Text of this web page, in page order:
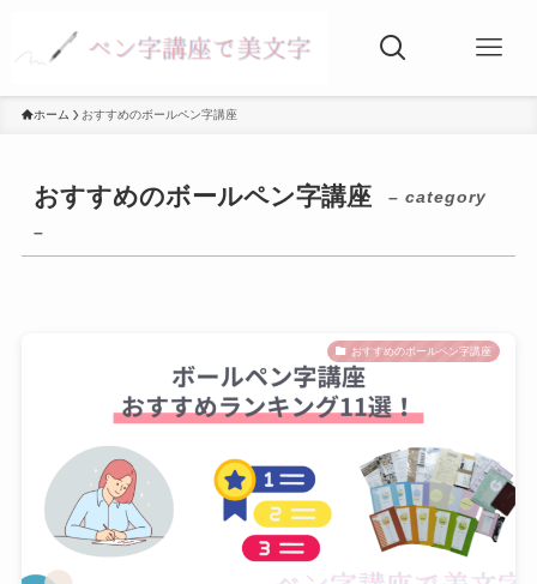
ホーム おすすめのボールペン字講座
おすすめのボールペン字講座
– category
–
おすすめのボールペン字講座